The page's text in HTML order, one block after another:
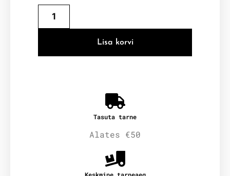
Lisa korvi
Tasuta tarne
Alates €50
Keskmine tarneaeg